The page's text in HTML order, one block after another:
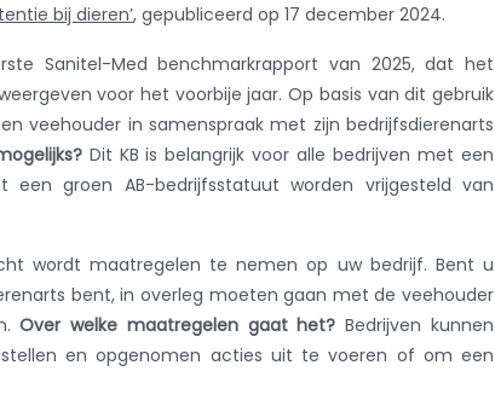
bij dieren’, gepubliceerd op 17 december 2024.
Sanitel-Med benchmarkrapport van 2025, dat het
voor het voorbije jaar. Op basis van dit gebruik
veehouder in samenspraak met zijn bedrijfsdierenarts
Dit KB is belangrijk voor alle bedrijven met een
groen AB-bedrijfsstatuut worden vrijgesteld van
wordt maatregelen te nemen op uw bedrijf. Bent u
bent, in overleg moeten gaan met de veehouder
Over welke maatregelen gaat het? Bedrijven kunnen
en opgenomen acties uit te voeren of om een